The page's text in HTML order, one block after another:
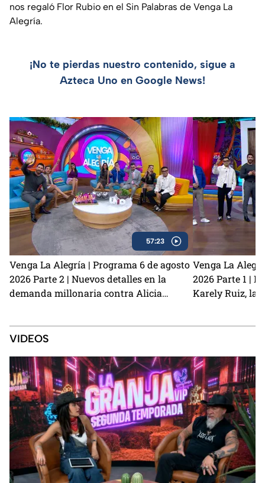
nos regaló Flor Rubio en el Sin Palabras de Venga La
Alegría.
¡No te pierdas nuestro contenido, sigue a
Azteca Uno en Google News!
57:23
Venga La Alegría | Programa 6 de agosto
2026 Parte 2 | Nuevos detalles en la
demanda millonaria contra Alicia
2
Venga La
2026 Parte 1 |
Karely Ruiz, la
VIDEOS